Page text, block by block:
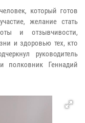
который готов
желание стать
и отзывчивости,
и здоровью тех, кто
руководитель
полковник Геннадий